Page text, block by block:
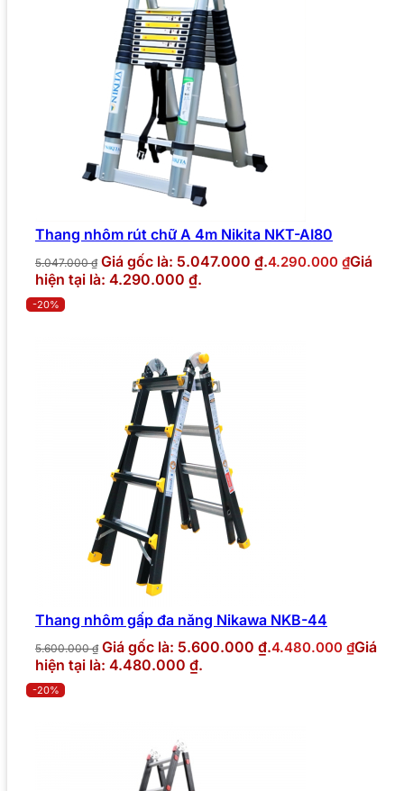
Thang nhôm rút chữ A 4m Nikita NKT-AI80
5.047.000₫ Giá gốc là: 5.047.000 ₫.4.290.000 ₫Giá
hiện tại là: 4.290.000 ₫.
-20%
Thang nhôm gấp đa năng Nikawa NKB-44
5.600.000₫ Giá gốc là: 5.600.000 ₫.4.480.000 ₫Giá
hiện tại là: 4.480.000 ₫.
-20%